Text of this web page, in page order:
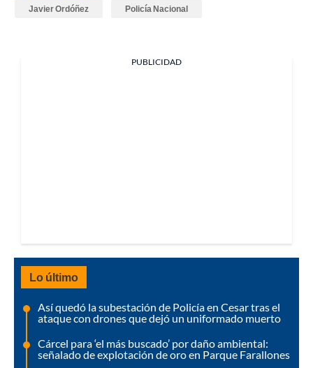
Javier Ordóñez Policía Nacional
PUBLICIDAD
Lo último
Así quedó la subestación de Policía en Cesar tras el
ataque con drones que dejó un uniformado muerto
Cárcel para ‘el más buscado’ por daño ambiental:
señalado de explotación de oro en Parque Farallones